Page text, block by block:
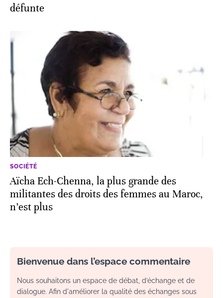
défunte
SOCIÉTÉ
Aïcha Ech-Chenna, la plus grande des
militantes des droits des femmes au Maroc,
n’est plus
Bienvenue dans l’espace commentaire
Nous souhaitons un espace de débat, d’échange et de
dialogue. Afin d'améliorer la qualité des échanges sous